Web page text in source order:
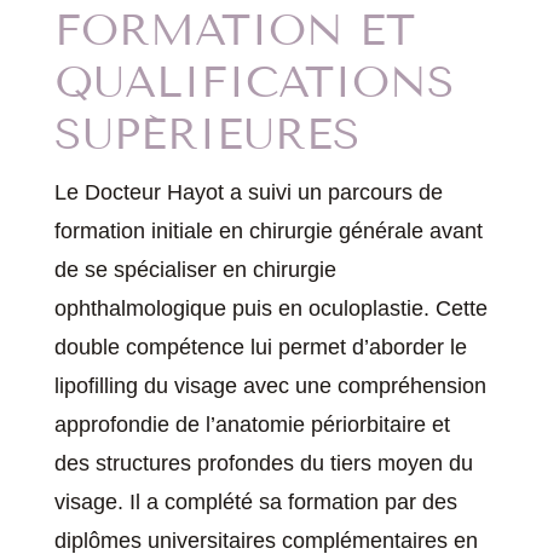
FORMATION ET
QUALIFICATIONS
SUPÉRIEURES
Le Docteur Hayot a suivi un parcours de
formation initiale en chirurgie générale avant
de se spécialiser en chirurgie
ophthalmologique puis en oculoplastie. Cette
double compétence lui permet d’aborder le
lipofilling du visage avec une compréhension
approfondie de l’anatomie périorbitaire et
des structures profondes du tiers moyen du
visage. Il a complété sa formation par des
diplômes universitaires complémentaires en